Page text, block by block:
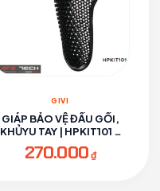
GIVI
GIÁP BẢO VỆ ĐẦU GỐI,
KHỦYU TAY | HPKIT101 -
PHƯỢT 4P
270.000₫